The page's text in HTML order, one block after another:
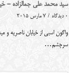
سید محمد علی جمالزاده -
0 دیدگاه / 7 مارس 2015
واگون اسبی از خیابان ناصریه و
سرچشم…